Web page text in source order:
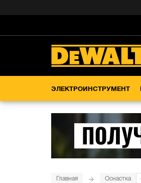
ЭЛЕКТРОИНСТРУМЕНТ
Главная Оснастка